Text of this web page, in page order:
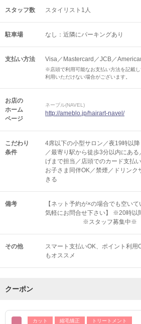
スタッフ数 スタイリスト1人
駐車場 なし：近隣にパーキングあり
支払い方法 Visa／Mastercard／JCB／
※店頭で利用可能なお支払い方法を記載
利用いただけない場合がございます。
お店の
ホーム
ページ
ネーブル(NAVEL)
http://ameblo.jp/hairart-navel/
こだわり
条件
4席以下の小型サロン／夜19時以
／最寄り駅から徒歩3分以内にあ
げまで担当／店頭でのカード支払
お子さま同伴OK／禁煙／ドリン
きる
備考
【ネット予約が×の場合でも空い
気軽にお問合せ下さい】 ※20
※スタッフ募集中※
その他 スマート支払いOK ポイント利用
もオススメ
クーポン
カット 縮毛矯正 トリートメント